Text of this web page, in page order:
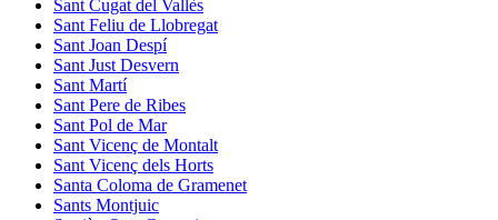
Sant Cugat del Vallès
Sant Feliu de Llobregat
Sant Joan Despí
Sant Just Desvern
Sant Martí
Sant Pere de Ribes
Sant Pol de Mar
Sant Vicenç de Montalt
Sant Vicenç dels Horts
Santa Coloma de Gramenet
Sants Montjuic